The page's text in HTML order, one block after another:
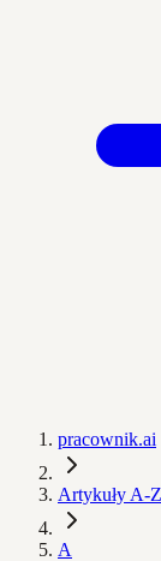
pracownik.ai
Artykuły A-Z
A